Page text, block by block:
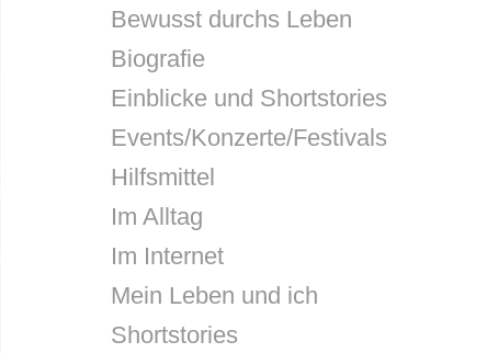
Bewusst durchs Leben
Biografie
Einblicke und Shortstories
Events/Konzerte/Festivals
Hilfsmittel
Im Alltag
Im Internet
Mein Leben und ich
Shortstories